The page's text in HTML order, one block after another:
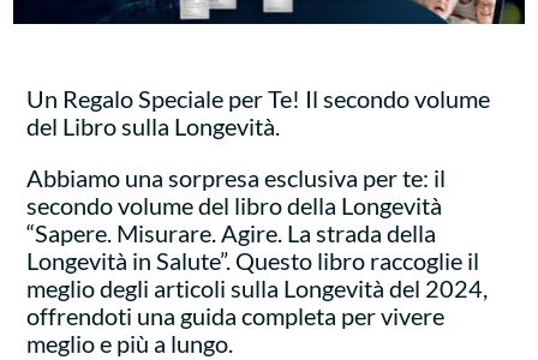
Un Regalo Speciale per Te! Il secondo volume
del Libro sulla Longevità.
Abbiamo una sorpresa esclusiva per te: il
secondo volume del libro della Longevità
“Sapere. Misurare. Agire. La strada della
Longevità in Salute”. Questo libro raccoglie il
meglio degli articoli sulla Longevità del 2024,
offrendoti una guida completa per vivere
meglio e più a lungo.